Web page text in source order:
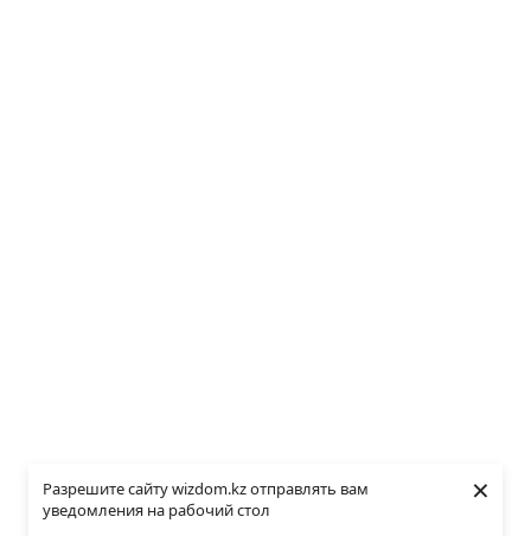
Разрешите сайту wizdom.kz отправлять вам
уведомления на рабочий стол
×